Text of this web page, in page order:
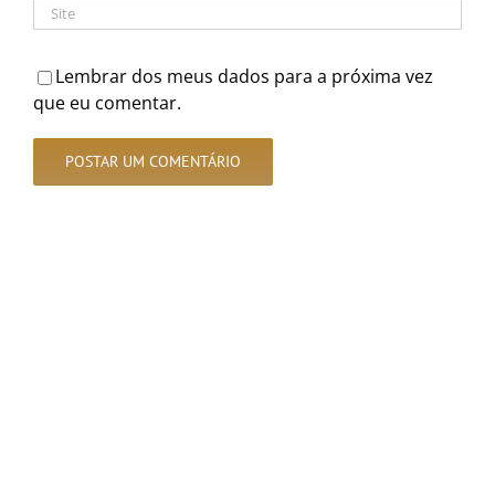
Lembrar dos meus dados para a próxima vez
que eu comentar.